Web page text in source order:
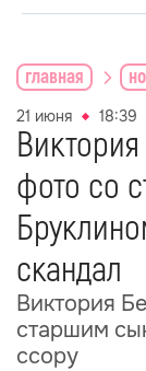
главная
21 июня 18:39
фото со
скандал
Виктория
старшим
ссору